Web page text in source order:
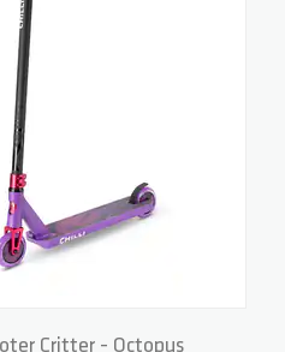
Critter - Octopus